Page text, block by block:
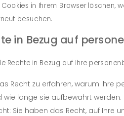
Cookies in Ihrem Browser löschen,
besuchen.
in Bezug auf
Rechte in Bezug auf Ihre
Recht zu erfahren, warum Ihre
wie lange sie aufbewahrt werden.
Sie haben das Recht, auf Ihre